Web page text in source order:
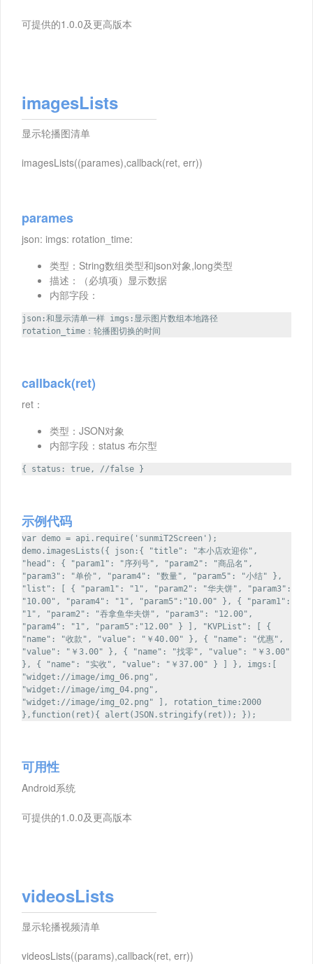
可提供的1.0.0及更高版本
imagesLists
显示轮播图清单
imagesLists((parames),callback(ret, err))
parames
json: imgs: rotation_time:
类型：String数组类型和json对象,long类型
描述：（必填项）显示数据
内部字段：
json:和显示清单一样 imgs:显示图片数组本地路径
rotation_time：轮播图切换的时间
callback(ret)
ret：
类型：JSON对象
内部字段：status 布尔型
{ status: true, //false }
示例代码
var demo = api.require('sunmiT2Screen');
demo.imagesLists({ json:{ "title": "本小店欢迎你",
"head": { "param1": "序列号", "param2": "商品名",
"param3": "单价", "param4": "数量", "param5": "小结" },
"list": [ { "param1": "1", "param2": "华夫饼", "param3":
"10.00", "param4": "1", "param5":"10.00" }, { "param1":
"1", "param2": "吞拿鱼华夫饼", "param3": "12.00",
"param4": "1", "param5":"12.00" } ], "KVPList": [ {
"name": "收款", "value": "￥40.00" }, { "name": "优惠",
"value": "￥3.00" }, { "name": "找零", "value": "￥3.00"
}, { "name": "实收", "value": "￥37.00" } ] }, imgs:[
"widget://image/img_06.png",
"widget://image/img_04.png",
"widget://image/img_02.png" ], rotation_time:2000
},function(ret){ alert(JSON.stringify(ret)); });
可用性
Android系统
可提供的1.0.0及更高版本
videosLists
显示轮播视频清单
videosLists((params),callback(ret, err))